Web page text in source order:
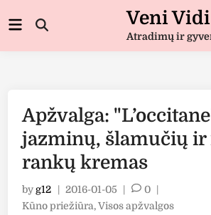
to
Veni Vidi
Atradimų ir
Open
Main
Apžvalga:
jazminų, šlamučių ir
rankų kremas
byg12 2016-01-05 0
Posted
Kūno priežiūra,Visos apžvalgos